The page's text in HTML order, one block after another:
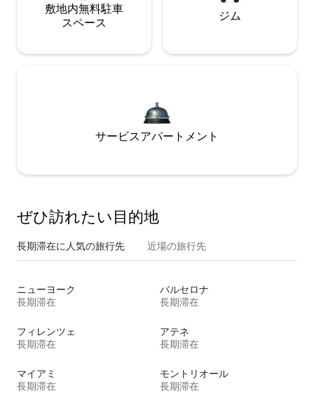
敷地内無料駐⁠車
ス⁠ペ⁠ー⁠ス
ジム
サービスアパートメント
ぜひ訪⁠れ⁠た⁠い目⁠的⁠地
長期滞在に人気の旅行先 近場の旅行先
ニューヨーク
長期滞在
バルセロナ
長期滞在
フィレンツェ
長期滞在
アテネ
長期滞在
マイアミ
長期滞在
モントリオール
長期滞在